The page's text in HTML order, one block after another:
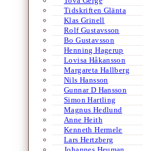
Tidskriften Glänta
Klas Grinell
Rolf Gustavsson
Bo Gustavsson
Henning Hagerup
Lovisa Håkansson
Margareta Hallberg
Nils Hansson
Gunnar D Hansson
Simon Hartling
Magnus Hedlund
Anne Heith
Kenneth Hermele
Lars Hertzberg